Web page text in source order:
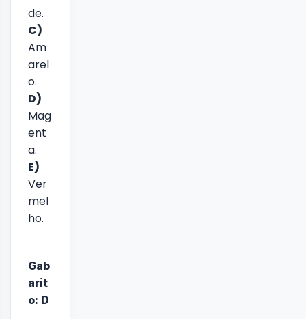
de.
C)
Am
arel
o.
D)
Mag
ent
a.
E)
Ver
mel
ho.
Gab
arit
o: D